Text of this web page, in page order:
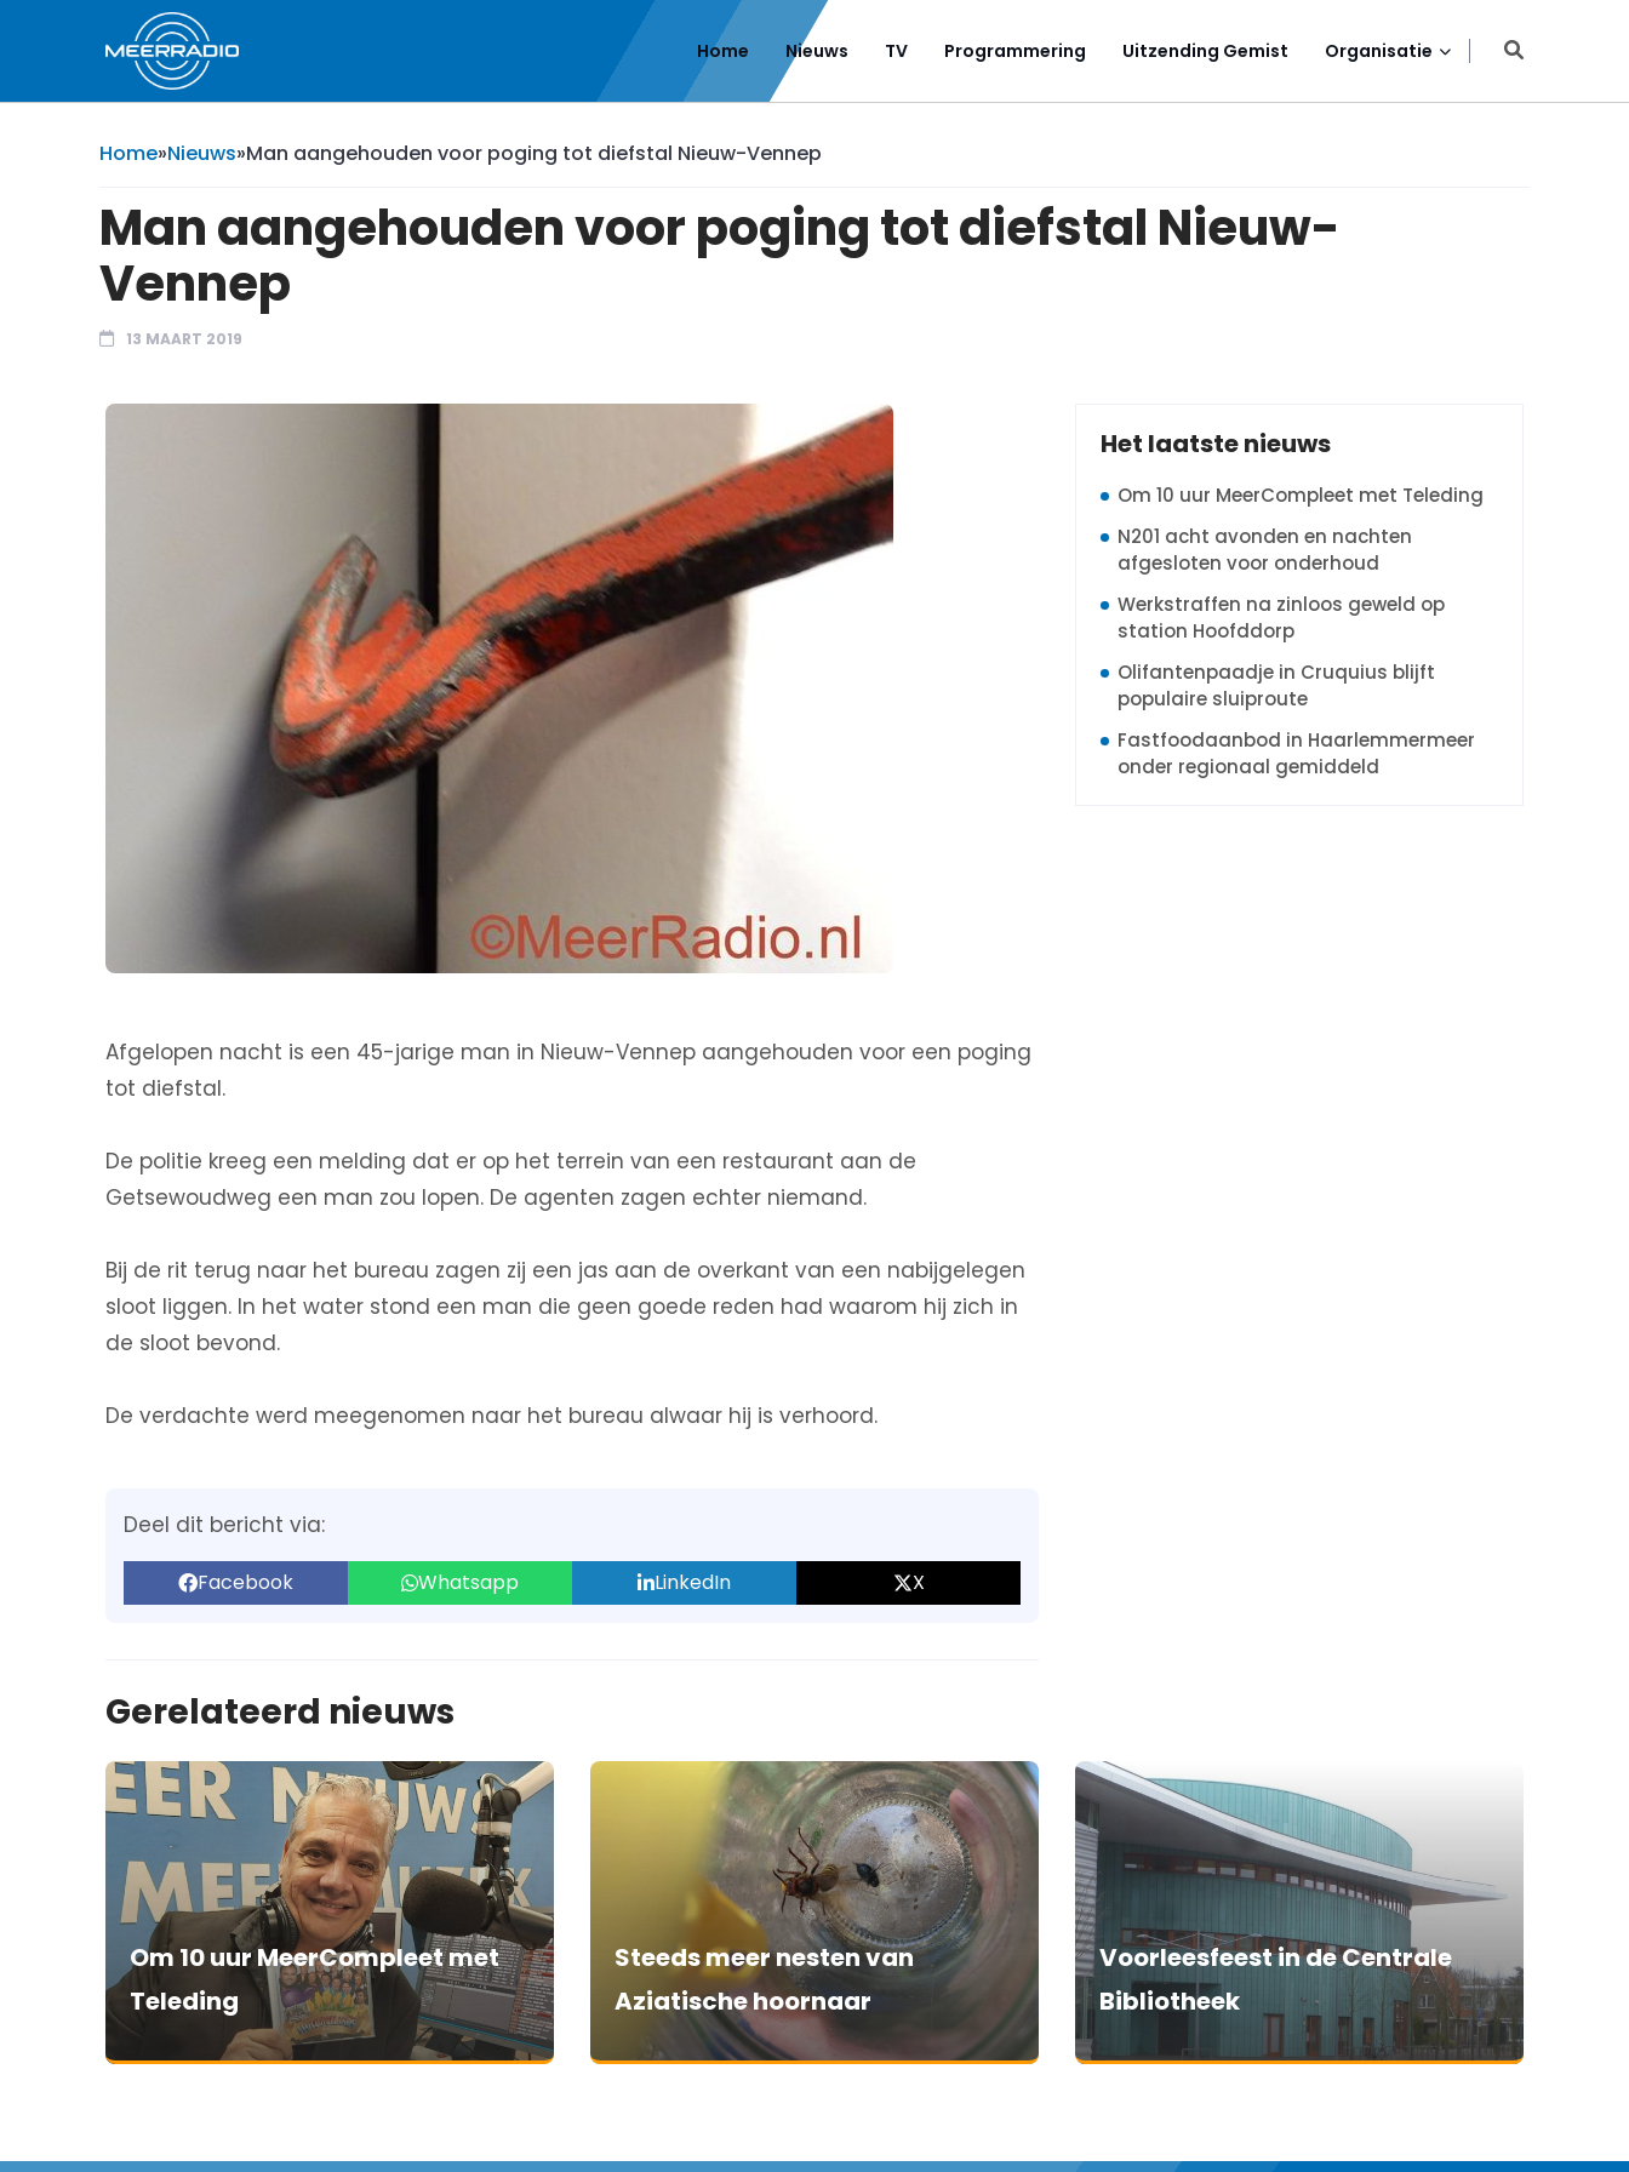
Home Nieuws TV Programmering Uitzending Gemist Organisatie
Home»Nieuws»Man aangehouden voor poging tot diefstal Nieuw-Vennep
Man aangehouden voor poging tot diefstal Nieuw-
Vennep
13 MAART 2019
Afgelopen nacht is een 45-jarige man in Nieuw-Vennep aangehouden voor een poging
tot diefstal.
De politie kreeg een melding dat er op het terrein van een restaurant aan de
Getsewoudweg een man zou lopen. De agenten zagen echter niemand.
Bij de rit terug naar het bureau zagen zij een jas aan de overkant van een nabijgelegen
sloot liggen. In het water stond een man die geen goede reden had waarom hij zich in
de sloot bevond.
De verdachte werd meegenomen naar het bureau alwaar hij is verhoord.
Deel dit bericht via:
Facebook Whatsapp LinkedIn X
Het laatste nieuws
Om 10 uur MeerCompleet met Teleding
N201 acht avonden en nachten
afgesloten voor onderhoud
Werkstraffen na zinloos geweld op
station Hoofddorp
Olifantenpaadje in Cruquius blijft
populaire sluiproute
Fastfoodaanbod in Haarlemmermeer
onder regionaal gemiddeld
Gerelateerd nieuws
Om 10 uur MeerCompleet met
Teleding
Steeds meer nesten van
Aziatische hoornaar
Voorleesfeest in de Centrale
Bibliotheek